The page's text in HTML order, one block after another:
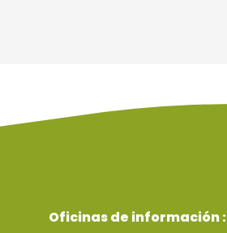
Oficinas de información :